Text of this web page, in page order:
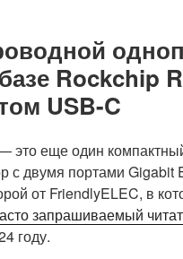
Rockchip
USB-C
это еще один
с двумя портами Gigabit
от FriendlyELEC, в
запрашиваемый
году.